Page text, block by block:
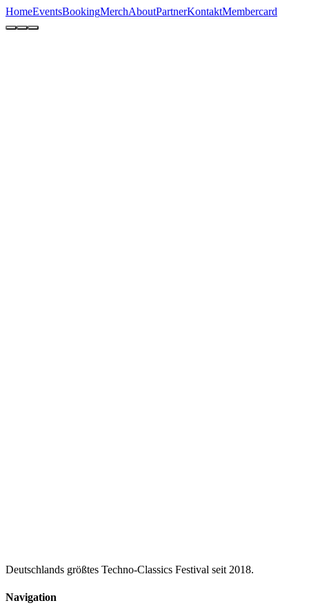
HomeEventsBookingMerchAboutPartnerKontaktMembercard
Deutschlands größtes Techno-Classics Festival seit 2018.
Navigation